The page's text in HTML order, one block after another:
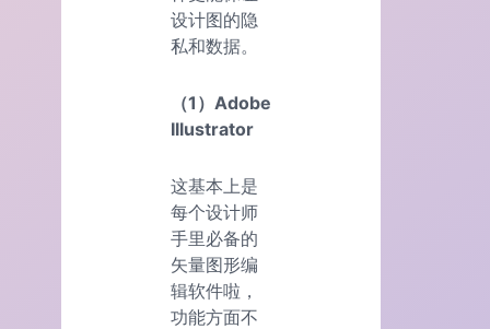
设计图的隐
私和数据。
（1）Adobe
Illustrator
这基本上是
每个设计师
手里必备的
矢量图形编
辑软件啦，
功能方面不